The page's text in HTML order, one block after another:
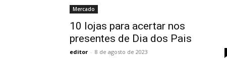
Mercado
10 lojas para acertar nos
presentes de Dia dos Pais
editor - 8 de agosto de 2023